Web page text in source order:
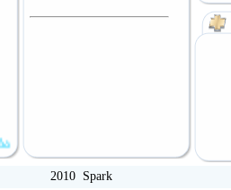
Spark